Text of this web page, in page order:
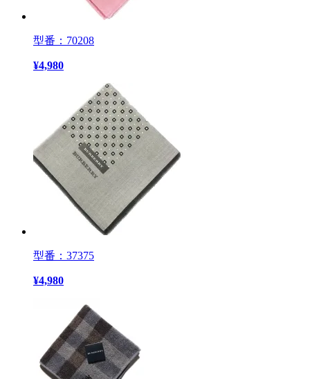
型番：70208
¥4,980
型番：37375
¥4,980